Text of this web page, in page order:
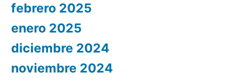
febrero 2025
enero 2025
diciembre 2024
noviembre 2024